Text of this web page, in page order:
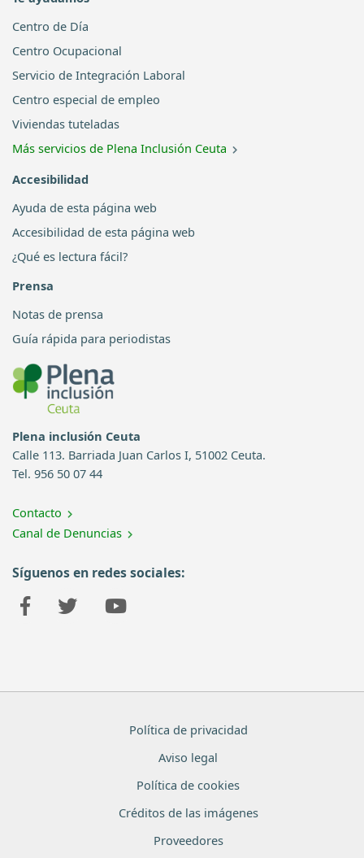
Centro de Día
Centro Ocupacional
Servicio de Integración Laboral
Centro especial de empleo
Viviendas tuteladas
Más servicios de Plena Inclusión Ceuta
Accesibilidad
Ayuda de esta página web
Accesibilidad de esta página web
¿Qué es lectura fácil?
Prensa
Notas de prensa
Guía rápida para periodistas
Plena inclusión Ceuta
Calle 113. Barriada Juan Carlos I, 51002 Ceuta.
Tel. 956 50 07 44
Contacto
Canal de Denuncias
Síguenos en redes sociales:
Política de privacidad
Aviso legal
Política de cookies
Créditos de las imágenes
Proveedores